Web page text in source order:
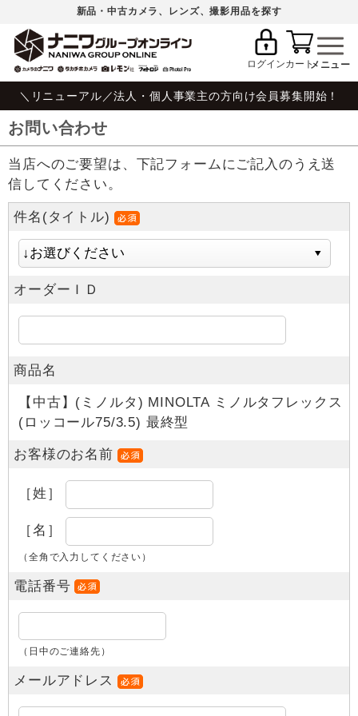
新品・中古カメラ、レンズ、撮影用品を探す
ログインカート
＼リニューアル／法人・個人事業主の方向け会員募集開始！
お問い合わせ
当店へのご要望は、下記フォームにご記入のうえ送
信してください。
件名(タイトル)
オーダーＩＤ
商品名
【中古】(ミノルタ) MINOLTA ミノルタフレックス
(ロッコール75/3.5) 最終型
お客様のお名前
［姓］
［名］
（全角で入力してください）
電話番号
（日中のご連絡先）
メールアドレス